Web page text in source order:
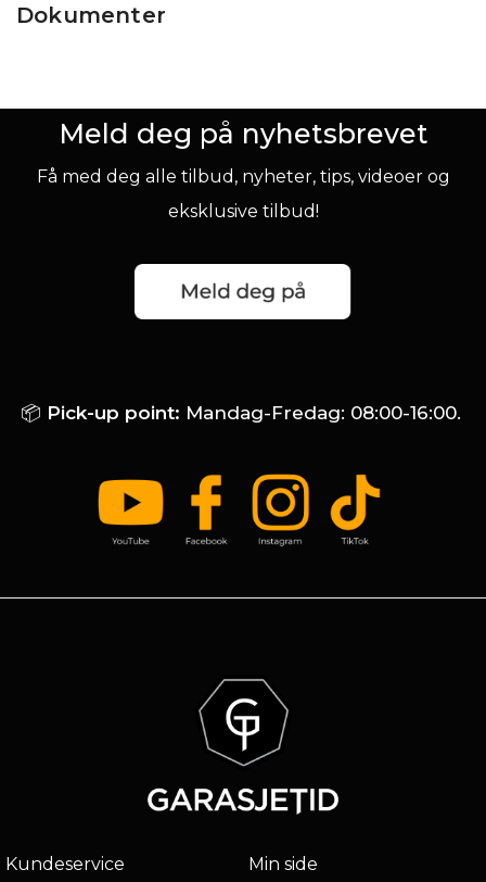
Dokumenter
Meld deg på nyhetsbrevet
Få med deg alle tilbud, nyheter, tips, videoer og
eksklusive tilbud!
📦 Pick-up point: Mandag-Fredag: 08:00-16:00.
Kundeservice
Min side